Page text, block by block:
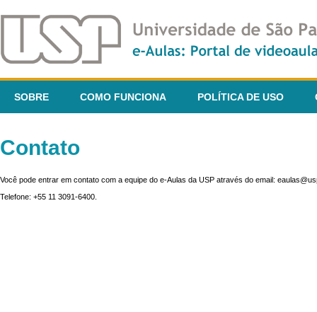
SOBRE COMO FUNCIONA POLÍTICA DE USO
Contato
Você pode entrar em contato com a equipe do e-Aulas da USP através do email:
Telefone: +55 11 3091-6400.